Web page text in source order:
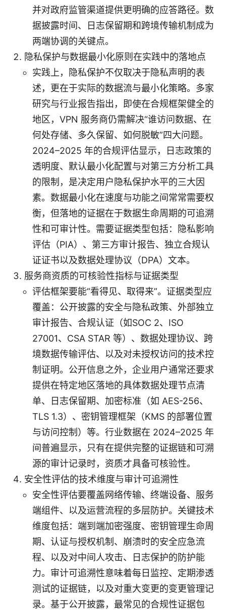
并对政府监管渠道提供更明确的应答路径。数
据披露时间、日志保留期和跨境传输机制成为
两端协调的关键点。
隐私保护与数据最小化原则在实践中的落地点
实践上，隐私保护不仅取决于隐私声明的表
述，更在于实际的数据流与最小化策略。多家
研究与行业报告指出，即使在合规框架健全的
地区，VPN 服务商仍需解决“谁访问数据、在
何处存储、多久保留、如何脱敏”四大问题。
2024–2025 年的合规评估显示，日志政策的
透明度、默认最小化配置与对第三方分析工具
的限制，是决定用户隐私保护水平的三大因
素。数据最小化在速度与功能之间常常需要权
衡，但落地的证据在于数据生命周期的可追溯
性和可审计性。需要证据类型包括：隐私影响
评估（PIA）、第三方审计报告、独立合规认
证证书以及数据处理协议（DPA）文本。
服务商资质的可核验性指标与证据类型
评估框架要能“看得见、取得来”。证据类型应
覆盖：公开披露的安全与隐私政策、外部独立
审计报告、合规认证（如SOC 2、ISO
27001、CSA STAR 等）、数据处理协议、跨
境数据传输评估、以及对未授权访问的技术控
制证明。公开信息之外，企业用户通常还要求
提供在特定地区落地的具体数据处理节点清
单、日志保留期、加密标准（如 AES-256、
TLS 1.3）、密钥管理框架（KMS 的部署位置
与访问控制）等。行业数据在 2024–2025 年
间普遍显示，只有在提供完整的证据链和可溯
源的审计记录时，资质才具备可核验性。
安全性评估的技术维度与审计可追溯性
安全性评估要覆盖网络传输、终端设备、服务
端组件、以及运营流程的多层防护。关键技术
维度包括：端到端加密强度、密钥管理生命周
期、认证与授权机制、崩溃时的安全应急流
程、以及对中间人攻击、日志保护的防护能
力。审计可追溯性意味着每日监控、定期渗透
测试的证据链，以及对重大变更的变更管理记
录。基于公开披露，最常见的合规性证据包